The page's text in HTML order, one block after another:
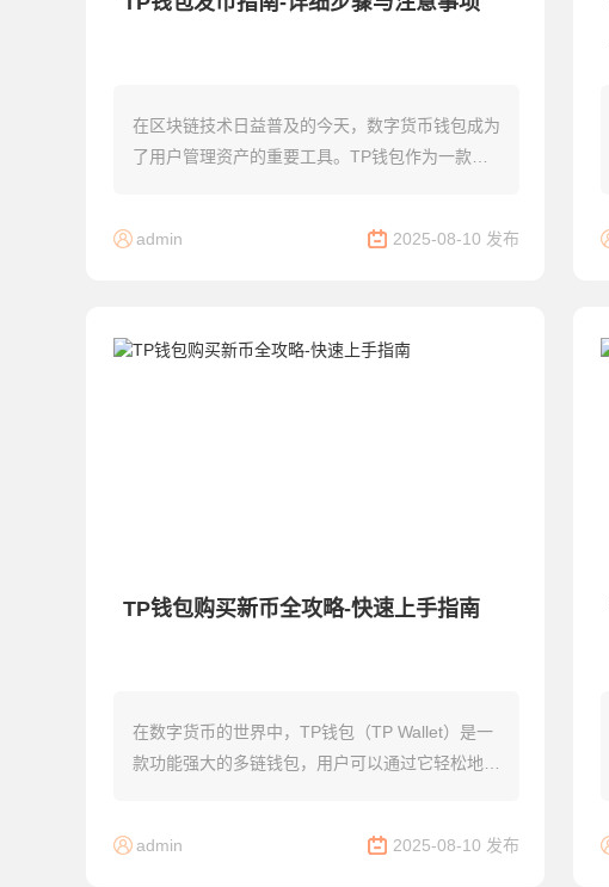
在区块链技术日益普及的今天，数字货币钱包成为
了用户管理资产的重要工具。TP钱包作为一款功
面将...
admin 2025-08-10 发布
TP钱包购买新币全攻略-快速上手指南
在数字货币的世界中，TP钱包（TP Wallet）是一
款功能强大的多链钱包，用户可以通过它轻松地购
admin
2025-08-10 发布